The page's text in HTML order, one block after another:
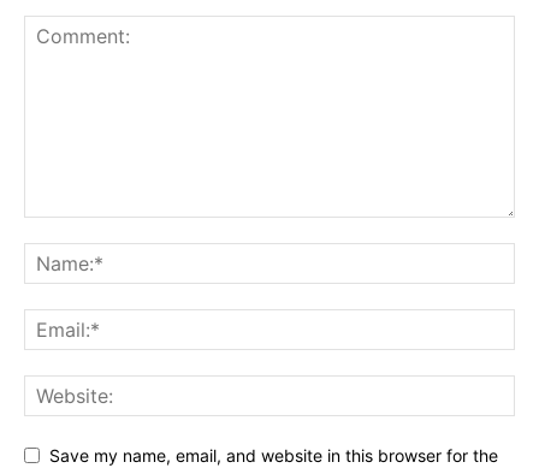
Save my name, email, and website in this browser for the